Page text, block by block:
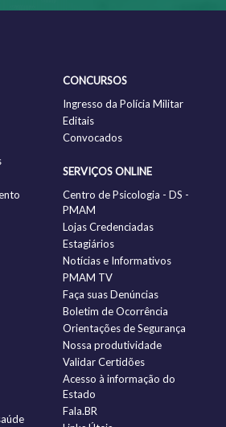
CONCURSOS
Ingresso da Polícia Militar
Editais
Convocados
SERVIÇOS ONLINE
Centro de Psicologia - DS -
PMAM
Lojas Credenciadas
Estagiários
Notícias e Informativos
PMAM TV
Faça suas Denúncias
Boletim de Ocorrência
Orientações de Segurança
Nossa produtividade
Validar Certidões
Acesso à informação do
Estado
Fala.BR